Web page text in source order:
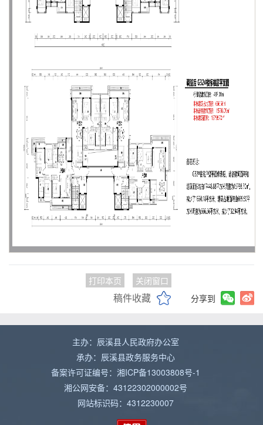
打印本页 关闭窗口
稿件收藏 分享到
主办：辰溪县人民政府办公室
承办：辰溪县政务服务中心
备案许可证编号：湘ICP备13003808号-1
湘公网安备：43122302000002号
网站标识码：4312230007